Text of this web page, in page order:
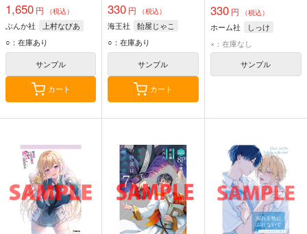
デレ幼なじみとガチユ
リ留学生に求愛され
て、百合の花園が満開
です！？）
1,650 円 （税込）
ぶんか社
上村なびあ
○：在庫あり
サンプル
カート
330 円 （税込）
海王社
飴屋じゃこ
○：在庫あり
サンプル
カート
330円 （税込）
ホーム社
しっけ
×：在庫なし
サンプル